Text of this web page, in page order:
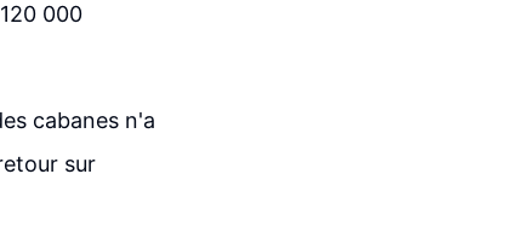
000
cabanes n'a
sur